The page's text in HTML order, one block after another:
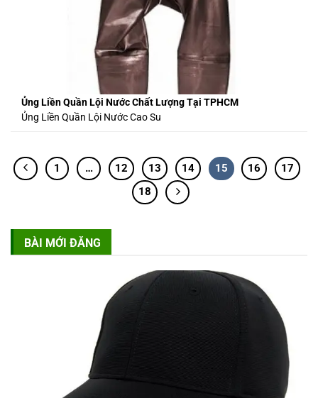
Ủng Liền Quần Lội Nước Chất Lượng Tại TPHCM
Ủng Liền Quần Lội Nước Cao Su
1 … 12 13 14 15 16
17
18
BÀI MỚI ĐĂNG